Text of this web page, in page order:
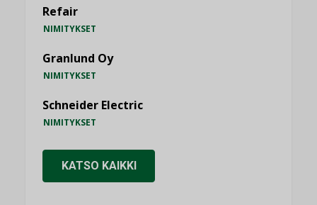
Refair
NIMITYKSET
Granlund Oy
NIMITYKSET
Schneider Electric
NIMITYKSET
KATSO KAIKKI